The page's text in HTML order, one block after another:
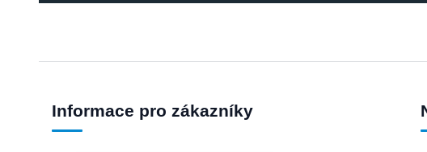
Informace pro zákazníky